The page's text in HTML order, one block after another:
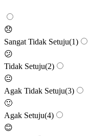
😞
Sangat Tidak Setuju(1)
😕
Tidak Setuju(2)
😐
Agak Tidak Setuju(3)
🙂
Agak Setuju(4)
😊